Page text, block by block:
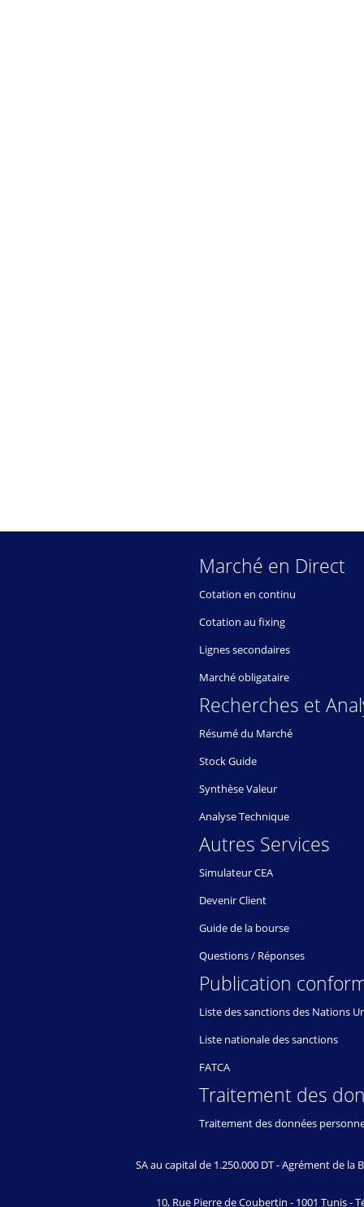
Marché en Direct
Cotation en continu
Cotation au fixing
Lignes secondaires
Marché obligataire
Recherches et
Résumé du Marché
Stock Guide
Synthèse Valeur
Analyse Technique
Autres Services
Simulateur CEA
Devenir Client
Guide de la bourse
Questions / Réponses
Publication
Liste des sanctions des Nations
Liste nationale des sanctions
FATCA
Traitement des
Traitement des données
SA au capital de 1.250.000 DT - Agrément de la
10, Rue Pierre de Coubertin - 1001 Tunis -